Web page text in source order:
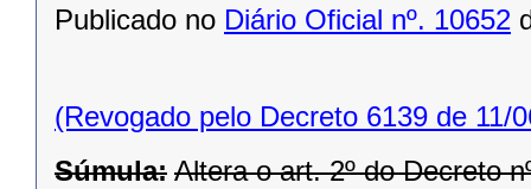
Publicado no Diário Oficial nº. 10652
(Revogado pelo Decreto 6139 de 11/
Súmula: Altera o art. 2º do Decreto